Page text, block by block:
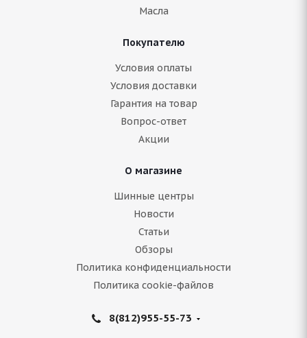
Масла
Покупателю
Условия оплаты
Условия доставки
Гарантия на товар
Вопрос-ответ
Акции
О магазине
Шинные центры
Новости
Статьи
Обзоры
Политика конфиденциальности
Политика cookie-файлов
8(812)955-55-73